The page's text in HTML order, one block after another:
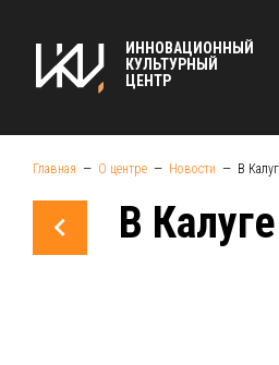
ИННОВАЦИОННЫЙ
КУЛЬТУРНЫЙ
ЦЕНТР
Главная О центре Новости В
В